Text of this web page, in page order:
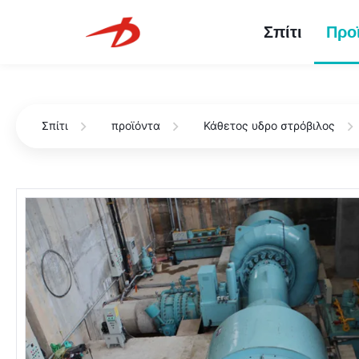
Σπίτι
Σπίτι προϊόντα Κάθετος υδρο στρόβιλος